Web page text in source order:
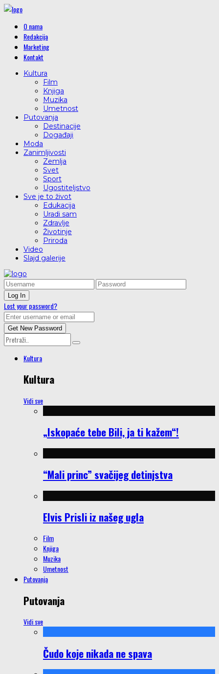
O nama
Redakcija
Marketing
Kontakt
Kultura
Film
Knjiga
Muzika
Umetnost
Putovanja
Destinacije
Događaji
Moda
Zanimljivosti
Zemlja
Svet
Sport
Ugostiteljstvo
Sve je to život
Edukacija
Uradi sam
Zdravlje
Životinje
Priroda
Video
Slajd galerije
Lost your password?
Kultura
Kultura
Vidi sve
„Iskopaće tebe Bili, ja ti kažem“!
“Mali princ” svačijeg detinjstva
Elvis Prisli iz našeg ugla
Film
Knjiga
Muzika
Umetnost
Putovanja
Putovanja
Vidi sve
Čudo koje nikada ne spava